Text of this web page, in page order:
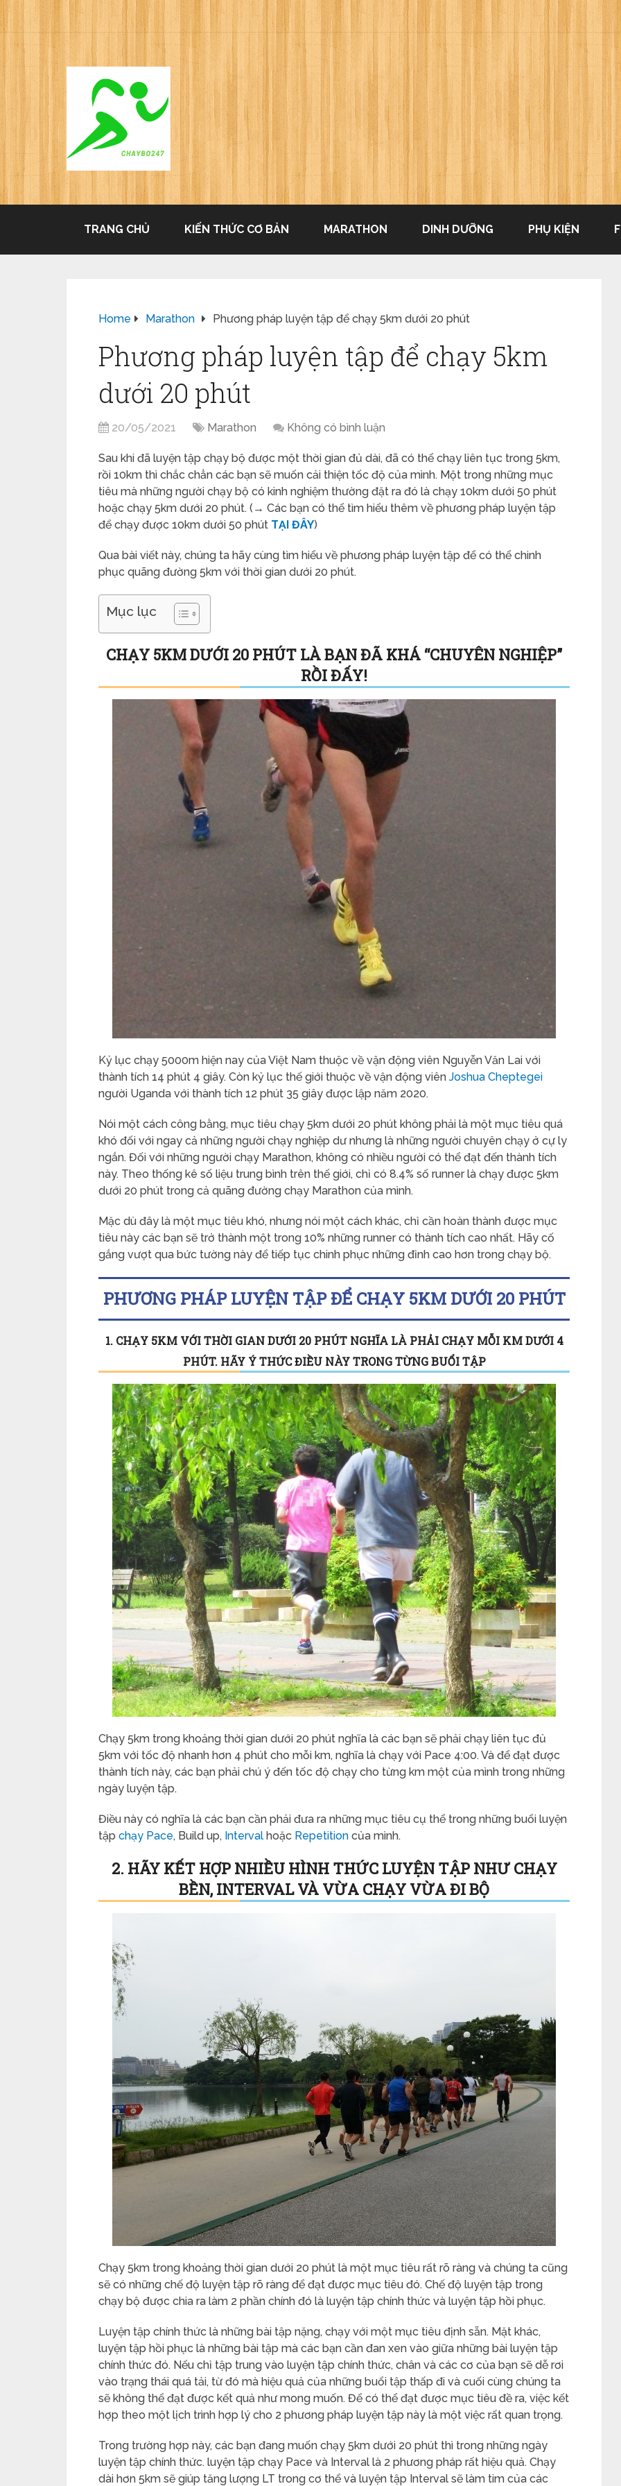
TRANG CHỦ KIẾN THỨC CƠ BẢN MARATHON DINH DƯỠNG PHỤ KIỆN
Home Marathon Phương pháp luyện tập để chạy 5km dưới 20 phút
Phương pháp luyện tập để chạy 5km
dưới 20 phút
20/05/2021 Marathon Không có bình luận
Sau khi đã luyện tập chạy bộ được một thời gian đủ dài, đã có thể chạy liên tục trong 5km,
rồi 10km thì chắc chẳn các bạn sẽ muốn cải thiện tốc độ của mình. Một trong những mục
tiêu mà những người chạy bộ có kinh nghiệm thường đặt ra đó là chạy 10km dưới 50 phút
hoặc chạy 5km dưới 20 phút. (→ Các bạn có thể tìm hiểu thêm về phương pháp luyện tập
để chạy được 10km dưới 50 phút TẠI ĐÂY)
Qua bài viết này, chúng ta hãy cùng tìm hiểu về phương pháp luyện tập để có thể chinh
phục quãng đường 5km với thời gian dưới 20 phút.
Mục lục
CHẠY 5KM DƯỚI 20 PHÚT LÀ BẠN ĐÃ KHÁ “CHUYÊN NGHIỆP”
RỒI ĐẤY!
Kỷ lục chạy 5000m hiện nay của Việt Nam thuộc về vận động viên Nguyễn Văn Lai với
thành tích 14 phút 4 giây. Còn kỷ lục thế giới thuộc về vận động viên Joshua Cheptegei
người Uganda với thành tích 12 phút 35 giây được lập năm 2020.
Nói một cách công bằng, mục tiêu chạy 5km dưới 20 phút không phải là một mục tiêu quá
khó đối với ngay cả những người chạy nghiệp dư nhưng là những người chuyên chạy ở cự ly
ngắn. Đối với những người chạy Marathon, không có nhiều người có thể đạt đến thành tích
này. Theo thống kê số liệu trung bình trên thế giới, chỉ có 8.4% số runner là chạy được 5km
dưới 20 phút trong cả quãng đường chạy Marathon của mình.
Mặc dù đây là một mục tiêu khó, nhưng nói một cách khác, chỉ cần hoàn thành được mục
tiêu này các bạn sẽ trở thành một trong 10% những runner có thành tích cao nhất. Hãy cố
gắng vượt qua bức tường này để tiếp tục chinh phục những đỉnh cao hơn trong chạy bộ.
PHƯƠNG PHÁP LUYỆN TẬP ĐỂ CHẠY 5KM DƯỚI 20 PHÚT
1. CHẠY 5KM VỚI THỜI GIAN DƯỚI 20 PHÚT NGHĨA LÀ PHẢI CHẠY MỖI KM DƯỚI 4
PHÚT. HÃY Ý THỨC ĐIỀU NÀY TRONG TỪNG BUỔI TẬP
Chạy 5km trong khoảng thời gian dưới 20 phút nghĩa là các bạn sẽ phải chạy liên tục đủ
5km với tốc độ nhanh hơn 4 phút cho mỗi km, nghĩa là chạy với Pace 4:00. Và để đạt được
thành tích này, các bạn phải chú ý đến tốc độ chạy cho từng km một của mình trong những
ngày luyện tập.
Điều này có nghĩa là các bạn cần phải đưa ra những mục tiêu cụ thể trong những buổi luyện
tập chạy Pace, Build up, Interval hoặc Repetition của mình.
2. HÃY KẾT HỢP NHIỀU HÌNH THỨC LUYỆN TẬP NHƯ CHẠY
BỀN, INTERVAL VÀ VỪA CHẠY VỪA ĐI BỘ
Chạy 5km trong khoảng thời gian dưới 20 phút là một mục tiêu rất rõ ràng và chúng ta cũng
sẽ có những chế độ luyện tập rõ ràng để đạt được mục tiêu đó. Chế độ luyện tập trong
chạy bộ được chia ra làm 2 phần chính đó là luyện tập chính thức và luyện tập hồi phục.
Luyện tập chính thức là những bài tập nặng, chạy với một mục tiêu định sẵn. Mặt khác,
luyện tập hồi phục là những bài tập mà các bạn cần đan xen vào giữa những bài luyện tập
chính thức đó. Nếu chỉ tập trung vào luyện tập chính thức, chân và các cơ của bạn sẽ dễ rơi
vào trạng thái quá tải, từ đó mà hiệu quả của những buổi tập thấp đi và cuối cùng chúng ta
sẽ không thể đạt được kết quả như mong muốn. Để có thể đạt được mục tiêu đề ra, việc kết
hợp theo một lịch trình hợp lý cho 2 phương pháp luyện tập này là một việc rất quan trọng.
Trong trường hợp này, các bạn đang muốn chạy 5km dưới 20 phút thì trong những ngày
luyện tập chính thức. luyện tập chạy Pace và Interval là 2 phương pháp rất hiệu quả. Chạy
dài hơn 5km sẽ giúp tăng lượng LT trong cơ thể và luyện tập Interval sẽ làm tim của các